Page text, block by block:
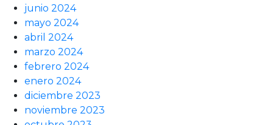
junio 2024
mayo 2024
abril 2024
marzo 2024
febrero 2024
enero 2024
diciembre 2023
noviembre 2023